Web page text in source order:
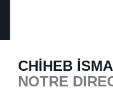
CHİHEB
NOTRE